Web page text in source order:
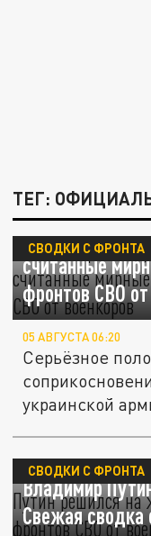
ТЕГ:
Предсмертные
считанные
фронтов СВО
СВОДКИ С ФРОНТА
05 АВГУСТА 06:20
Серьёзное
украинской
Кто на
Владимир
Свежая сводка
СВОДКИ С ФРОНТА